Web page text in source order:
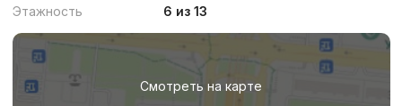
Этажность
6 из 13
Смотреть на карте